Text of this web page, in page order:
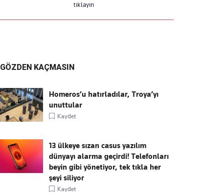
tıklayın
GÖZDEN KAÇMASIN
Homeros’u hatırladılar, Troya’yı
unuttular
Kaydet
13 ülkeye sızan casus yazılım
dünyayı alarma geçirdi! Telefonları
beyin gibi yönetiyor, tek tıkla her
şeyi siliyor
Kaydet